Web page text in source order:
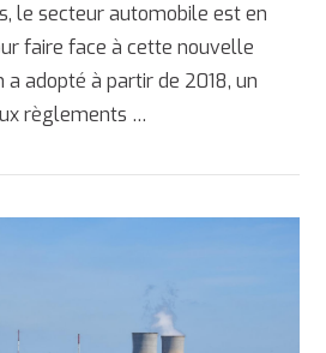
le secteur automobile est en
faire face à cette nouvelle
a adopté à partir de 2018, un
règlements …